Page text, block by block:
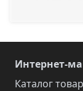
Интернет-
Каталог